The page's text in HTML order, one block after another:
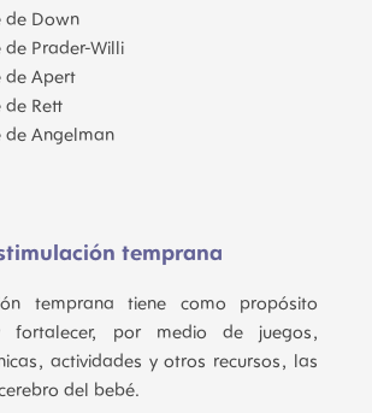
de Down
de Prader-Willi
de Apert
de Rett
de Angelman
temprana
temprana tiene como propósito
fortalecer, por medio de juegos,
actividades y otros recursos, las
del bebé.